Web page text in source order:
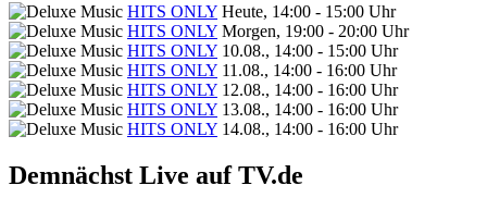
HITS ONLY Heute, 14:00 - 15:00 Uhr
HITS ONLY Morgen, 19:00 - 20:00 Uhr
HITS ONLY 10.08., 14:00 - 15:00 Uhr
HITS ONLY 11.08., 14:00 - 16:00 Uhr
HITS ONLY 12.08., 14:00 - 16:00 Uhr
HITS ONLY 13.08., 14:00 - 16:00 Uhr
HITS ONLY 14.08., 14:00 - 16:00 Uhr
Demnächst Live auf TV.de